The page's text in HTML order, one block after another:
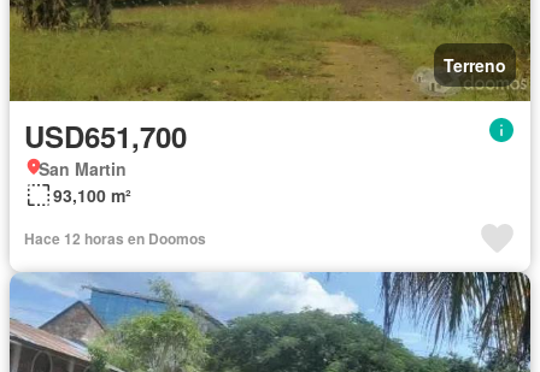
Terreno
USD651,700
San Martin
93,100 m²
Hace 12 horas en Doomos